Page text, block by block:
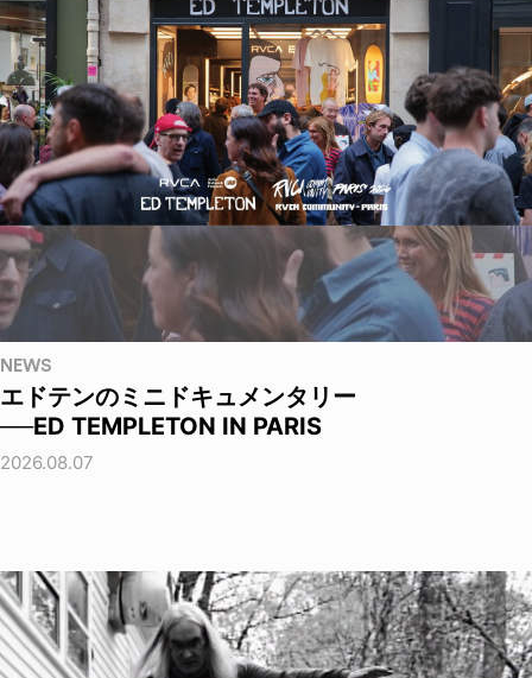
NEWS
エドテンのミニドキュメンタリー
──ED TEMPLETON IN PARIS
2026.08.07